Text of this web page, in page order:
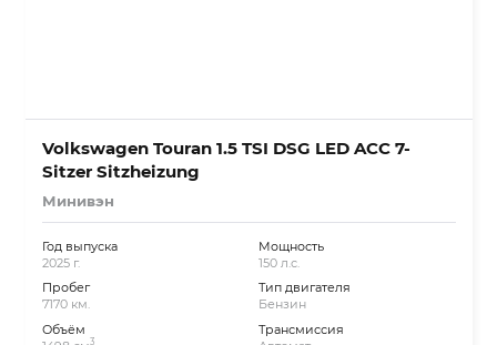
Volkswagen Touran 1.5 TSI DSG LED ACC 7-
Sitzer Sitzheizung
Минивэн
Год выпуска
2025 г.
Пробег
7170 км.
Объём
3
Мощность
150 л.с.
Тип двигателя
Бензин
Трансмиссия